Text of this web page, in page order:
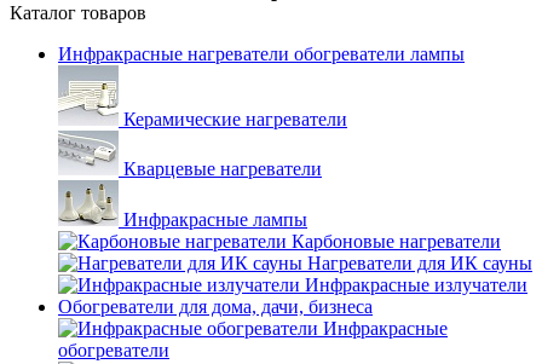
Каталог товаров
Инфракрасные нагреватели обогреватели лампы
Керамические нагреватели
Кварцевые нагреватели
Инфракрасные лампы
Карбоновые нагреватели
Нагреватели для ИК сауны
Инфракрасные излучатели
Обогреватели для дома, дачи, бизнеса
Инфракрасные
обогреватели